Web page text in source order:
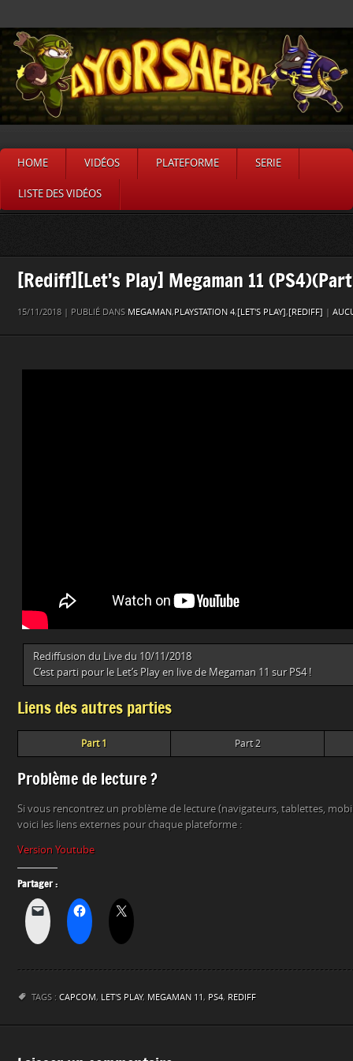
HOME VIDÉOS PLATEFORME SERIE
LISTE DES VIDÉOS
[Rediff][Let’s Play] Megaman 11
15/11/2018 | PUBLIÉ DANS MEGAMAN,PLAYSTATION 4,[LET'S PLAY],[REDIFF]
Rediffusion du Live du 10/11/2018
C’est parti pour le Let’s Play en live de Megaman 11 sur PS4 !
Liens des autres parties
Part 1 Part 2
Problème de lecture ?
Si vous rencontrez un problème de lecture (navigateurs, tablettes,
voici les liens externes pour chaque plateforme :
Version Youtube
Partager :
TAGS : CAPCOM, LET'S PLAY, MEGAMAN 11, PS4, REDIFF